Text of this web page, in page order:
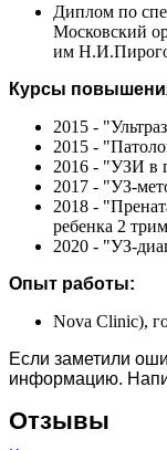
Диплом по
Московский
им
Курсы
2015 -
2015 -
2016 - "УЗИ в
2017 - "УЗ-
2018 -
ребенка 2
2020 - "УЗ-
Опыт работы:
Nova Clinic),
Если заметили
информацию.
Отзывы